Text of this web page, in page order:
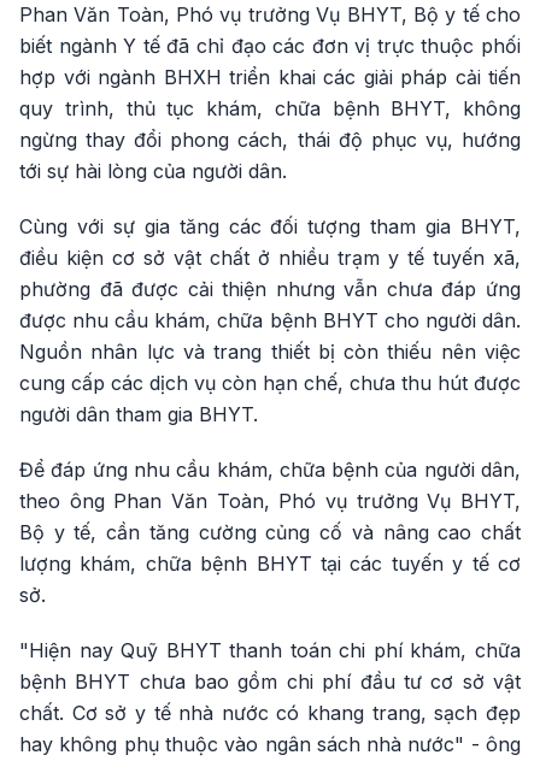
Phan Văn Toàn, Phó vụ trưởng Vụ BHYT, Bộ y tế cho
biết ngành Y tế đã chỉ đạo các đơn vị trực thuộc phối
hợp với ngành BHXH triển khai các giải pháp cải tiến
quy trình, thủ tục khám, chữa bệnh BHYT, không
ngừng thay đổi phong cách, thái độ phục vụ, hướng
tới sự hài lòng của người dân.
Cùng với sự gia tăng các đối tượng tham gia BHYT,
điều kiện cơ sở vật chất ở nhiều trạm y tế tuyến xã,
phường đã được cải thiện nhưng vẫn chưa đáp ứng
được nhu cầu khám, chữa bệnh BHYT cho người dân.
Nguồn nhân lực và trang thiết bị còn thiếu nên việc
cung cấp các dịch vụ còn hạn chế, chưa thu hút được
người dân tham gia BHYT.
Để đáp ứng nhu cầu khám, chữa bệnh của người dân,
theo ông Phan Văn Toàn, Phó vụ trưởng Vụ BHYT,
Bộ y tế, cần tăng cường củng cố và nâng cao chất
lượng khám, chữa bệnh BHYT tại các tuyến y tế cơ
sở.
"Hiện nay Quỹ BHYT thanh toán chi phí khám, chữa
bệnh BHYT chưa bao gồm chi phí đầu tư cơ sở vật
chất. Cơ sở y tế nhà nước có khang trang, sạch đẹp
hay không phụ thuộc vào ngân sách nhà nước" - ông